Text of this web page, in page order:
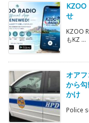
KZOO
せ
KZOO
もKZ ...
オア
から
かけ
Police